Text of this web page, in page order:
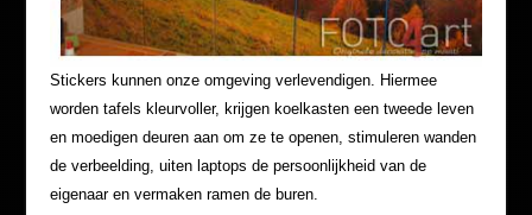
Stickers kunnen onze omgeving verlevendigen. Hiermee
worden tafels kleurvoller, krijgen koelkasten een tweede leven
en moedigen deuren aan om ze te openen, stimuleren wanden
de verbeelding, uiten laptops de persoonlijkheid van de
eigenaar en vermaken ramen de buren.